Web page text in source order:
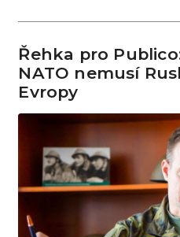
Řehka pro
NATO nemusí
Evropy